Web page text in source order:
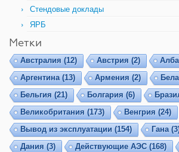
Стендовые доклады
ЯРБ
Метки
Австралия (12) Австрия (2)
Аргентина(13) Армения (2)
Бельгия (21) Болгария (6)
Великобритания (173) Венгрия (24)
Вывод из эксплуатации (154) Гана
Дания (3) Действующие АЭС(168)